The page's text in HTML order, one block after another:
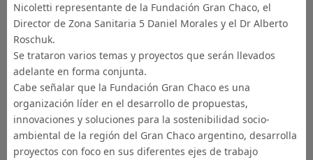
Nicoletti representante de la Fundación Gran Chaco, el
Director de Zona Sanitaria 5 Daniel Morales y el Dr Alberto
Roschuk.
Se trataron varios temas y proyectos que serán llevados
adelante en forma conjunta.
Cabe señalar que la Fundación Gran Chaco es una
organización líder en el desarrollo de propuestas,
innovaciones y soluciones para la sostenibilidad socio-
ambiental de la región del Gran Chaco argentino, desarrolla
proyectos con foco en sus diferentes ejes de trabajo